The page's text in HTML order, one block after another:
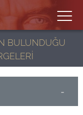
BULUNDUĞU
-